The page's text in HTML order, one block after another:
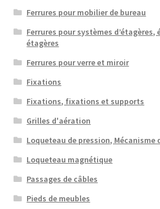
Ferrures pour mobilier de bureau
Ferrures pour systèmes
étagères
Ferrures pour verre et miroir
Fixations
Fixations, fixations et supports
Grilles d'aération
Loqueteau de pression,
Loqueteau magnétique
Passages de câbles
Pieds de meubles